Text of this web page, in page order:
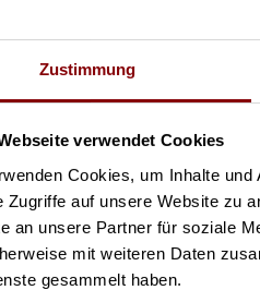
Zustimmung
verwendet Cookies
Cookies, um Inhalte
Zugriffe auf unsere Website zu
an unsere Partner für soziale
mit weiteren Daten
gesammelt haben.